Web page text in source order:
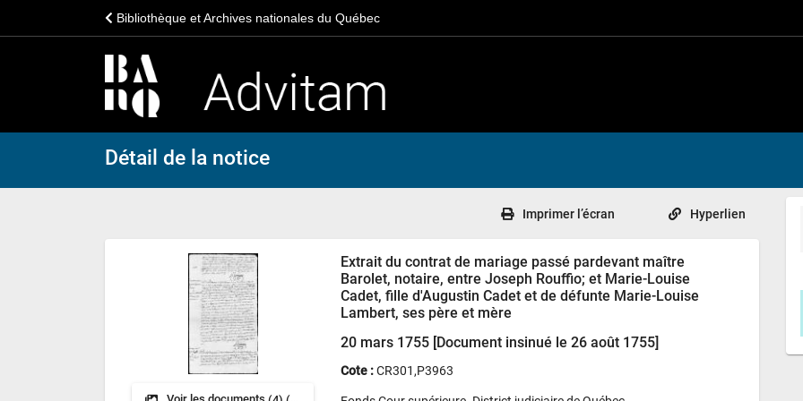
Bibliothèque et Archives nationales du Québec
Détail de la notice
Imprimer l’écran Hyperlien
Extrait du contrat de mariage passé pardevant maître
Barolet, notaire, entre Joseph Rouffio; et Marie-Louise
Cadet, fille d'Augustin Cadet et de défunte Marie-Louise
Lambert, ses père et mère
20 mars 1755 [Document insinué le 26 août 1755]
Cote :CR301,P3963